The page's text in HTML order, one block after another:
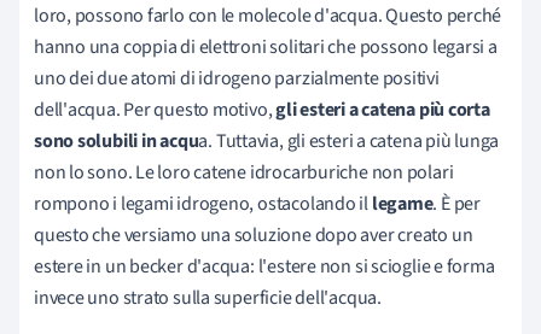
loro, possono farlo con le molecole d'acqua. Questo perché
hanno una coppia di elettroni solitari che possono legarsi a
uno dei due atomi di idrogeno parzialmente positivi
dell'acqua. Per questo motivo,gli esteri a catena più corta
sono solubili in acqua. Tuttavia, gli esteri a catena più lunga
non lo sono. Le loro catene idrocarburiche non polari
rompono i legami idrogeno, ostacolando illegame. È per
questo che versiamo una soluzione dopo aver creato un
estere in un becker d'acqua: l'estere non si scioglie e forma
invece uno strato sulla superficie dell'acqua.